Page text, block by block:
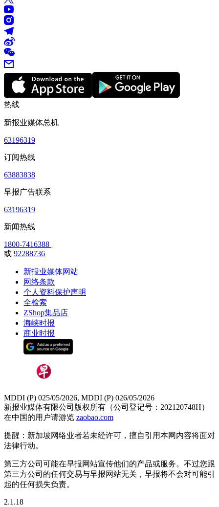
热线
新报业媒体总机
63196319
订阅热线
63883838
早报广告联系
63196319
新闻热线
1800-7416388
或 92288736
新报业媒体网站
网络条款
个人资料保护声明
全检索
ZShop集品店
海峡时报
商业时报
MDDI (P) 025/05/2026, MDDI (P) 026/05/2026
新报业媒体有限公司版权所有（公司登记号：202120748H）
在中国的用户请游览 zaobao.com
提醒：新加坡网络业者若未经许可，擅自引用本网内容将面对
法律行动。
第三方公司可能在早报网站宣传他们的产品或服务。不过您跟
第三方公司的任何交易与早报网站无关，早报将不会对可能引
起的任何损失负责。
2.1.18